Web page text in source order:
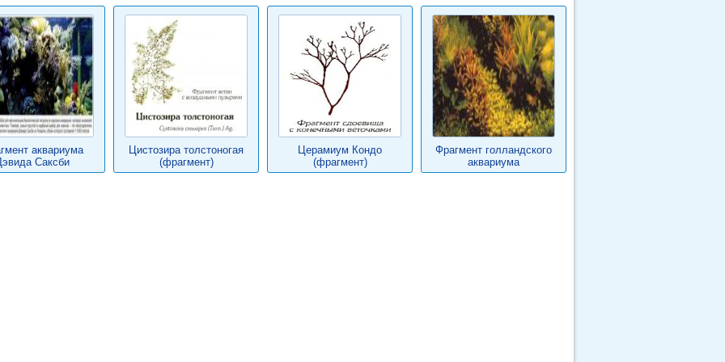
аквариума
Саксби
Цистозира толстоногая
(фрагмент)
Церамиум Кондо
(фрагмент)
Фрагмент голландского
аквариума